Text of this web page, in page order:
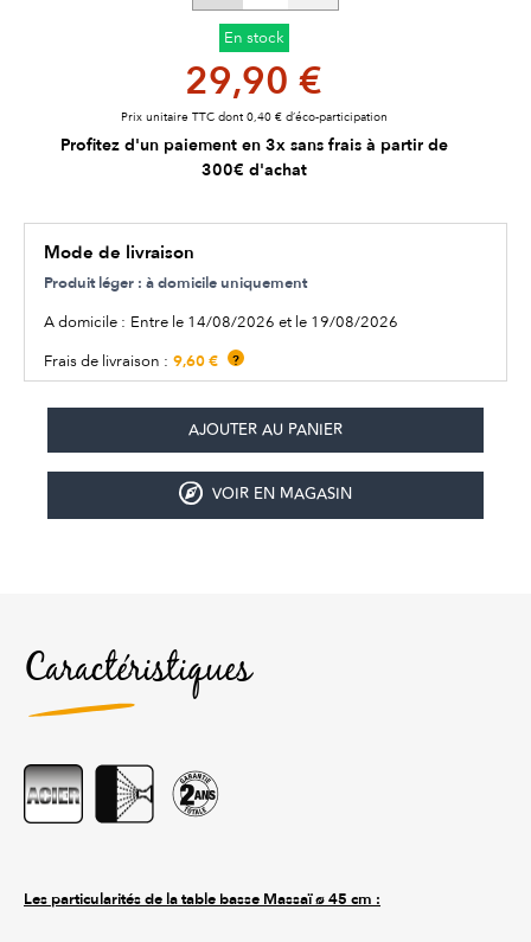
En stock
29,90 €
Prix unitaire TTC dont 0,40 € d’éco-participation
Profitez d'un paiement en 3x sans frais à partir de
300€ d'achat
Mode de livraison
Produit léger : à domicile uniquement
A domicile : Entre le 14/08/2026 et le 19/08/2026
Frais de livraison : 9,60 € ?
VOIR EN MAGASIN
Caractéristiques
Les particularités de la table basse Massaï ø 45 cm :